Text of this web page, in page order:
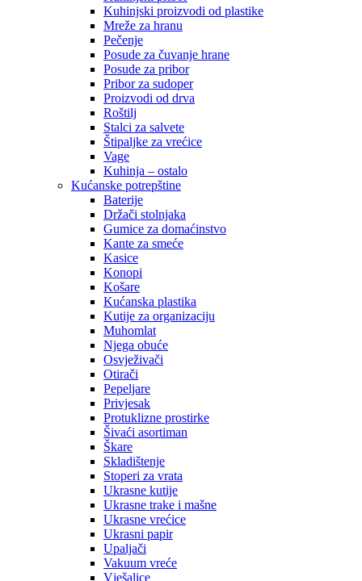
Kuhinjski proizvodi od plastike
Mreže za hranu
Pečenje
Posude za čuvanje hrane
Posude za pribor
Pribor za sudoper
Proizvodi od drva
Roštilj
Stalci za salvete
Štipaljke za vrećice
Vage
Kuhinja – ostalo
Kućanske potrepštine
Baterije
Držači stolnjaka
Gumice za domaćinstvo
Kante za smeće
Kasice
Konopi
Košare
Kućanska plastika
Kutije za organizaciju
Muhomlat
Njega obuće
Osvježivači
Otirači
Pepeljare
Privjesak
Protuklizne prostirke
Šivaći asortiman
Škare
Skladištenje
Stoperi za vrata
Ukrasne kutije
Ukrasne trake i mašne
Ukrasne vrećice
Ukrasni papir
Upaljači
Vakuum vreće
Vješalice